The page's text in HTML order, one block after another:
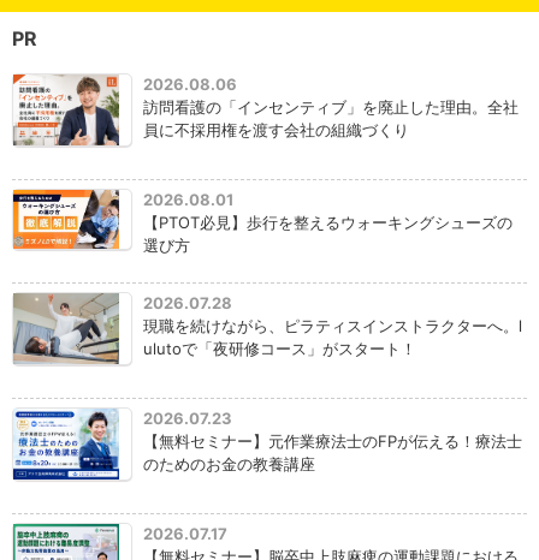
PR
2026.08.06
訪問看護の「インセンティブ」を廃止した理由。全社
員に不採用権を渡す会社の組織づくり
2026.08.01
【PTOT必見】歩行を整えるウォーキングシューズの
選び方
2026.07.28
現職を続けながら、ピラティスインストラクターへ。l
ulutoで「夜研修コース」がスタート！
2026.07.23
【無料セミナー】元作業療法士のFPが伝える！療法士
のためのお金の教養講座
2026.07.17
【無料セミナー】脳卒中上肢麻痺の運動課題における